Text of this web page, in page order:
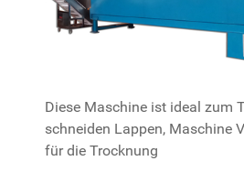
Diese Maschine ist ideal zum
schneiden Lappen, Maschine
für die Trocknung